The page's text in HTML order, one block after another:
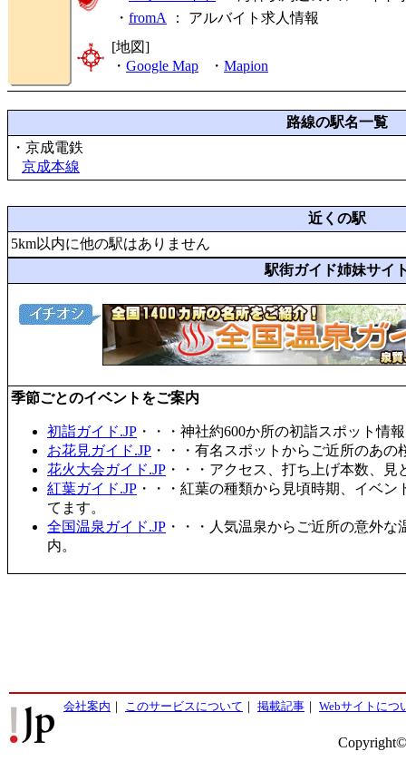
・ fromA ： アルバイト求人情報
[地図]
・ Google Map ・ Mapion
路線の駅名一覧
・京成電鉄
京成本線
近くの駅
5km以内に他の駅はありません
駅街ガイド姉妹サイ
季節ごとのイベントをご案内
初詣ガイド.JP ・・・神社約600か所の初詣スポット情
お花見ガイド.JP ・・・有名スポットからご近所のあ
花火大会ガイド.JP ・・・アクセス、打ち上げ本数、
紅葉ガイド.JP ・・・紅葉の種類から見頃時期、イベ
てます。
全国温泉ガイド.JP ・・・人気温泉からご近所の意外
内。
会社案内 ｜ このサービスについて ｜ 掲載記事 ｜ Webサイトにつ